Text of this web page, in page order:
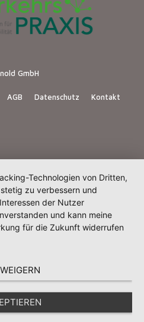
GmbH
AGB Datenschutz Kontakt
Technologien von Dritten,
zu verbessern und
der Nutzer
und kann meine
für die Zukunft widerrufen